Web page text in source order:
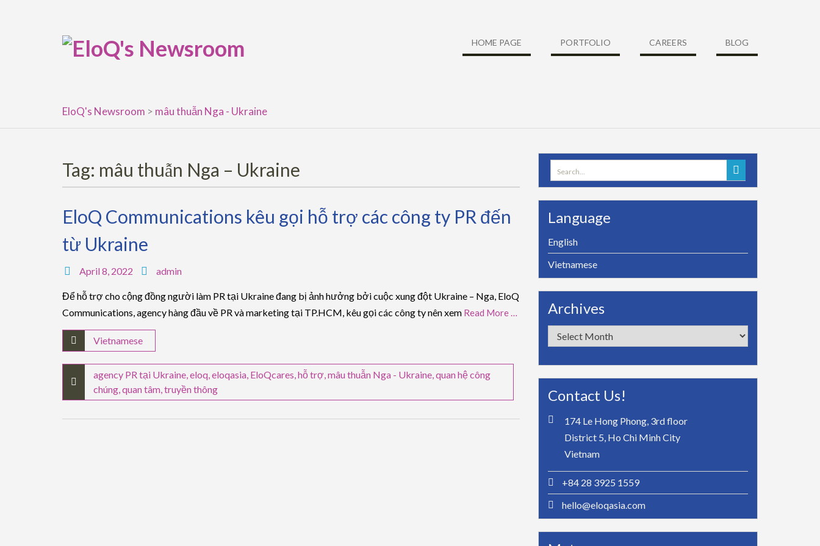
HOME PAGE PORTFOLIO CAREERS BLOG
EloQ's Newsroom > mâu thuẫn Nga - Ukraine
Tag: mâu thuẫn Nga – Ukraine
EloQ Communications kêu gọi hỗ trợ các công ty PR đến
từ Ukraine
April 8, 2022 admin
Để hỗ trợ cho cộng đồng người làm PR tại Ukraine đang bị ảnh hưởng bởi cuộc xung đột Ukraine – Nga, EloQ
Communications, agency hàng đầu về PR và marketing tại TP.HCM, kêu gọi các công ty nên xem Read More …
Vietnamese
agency PR tại Ukraine,eloq,eloqasia, EloQcares,hỗ trợ,mâu thuẫn Nga - Ukraine,quan hệ công
chúng,quan tâm,truyền thông
Search
for:
Language
English
Vietnamese
Archives
Archives
Contact Us!
174 Le Hong Phong, 3rd floor
District 5, Ho Chi Minh City
Vietnam
+84 28 3925 1559
hello@eloqasia.com